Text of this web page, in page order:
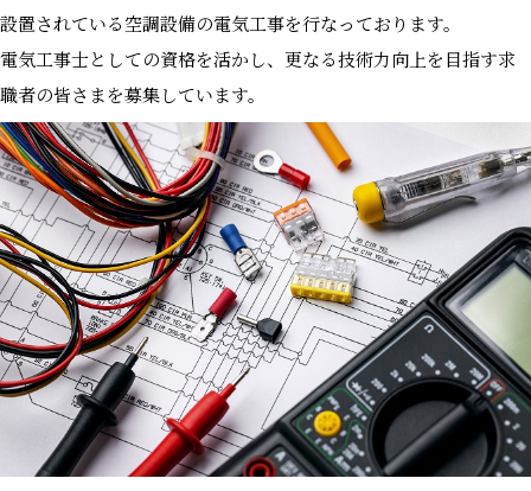
設置されている空調設備の電気工事を行なっております。
電気工事士としての資格を活かし、更なる技術力向上を目指す求
職者の皆さまを募集しています。